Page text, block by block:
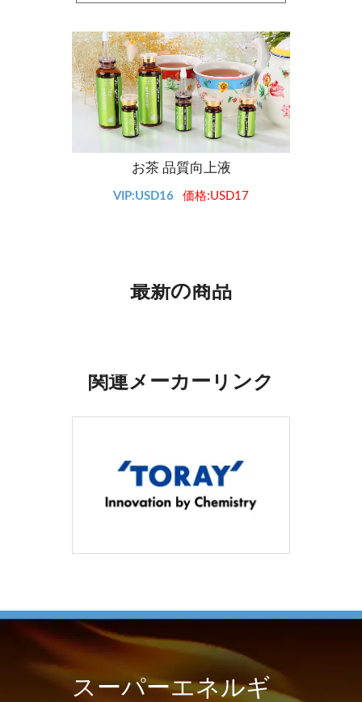
お茶 品質向上液
VIP:USD16 価格:USD17
最新の商品
関連メーカーリンク
スーパーエネルギ